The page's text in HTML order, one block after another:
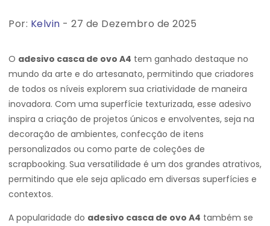
Por: Kelvin - 27 de Dezembro de 2025
O adesivo casca de ovo A4 tem ganhado destaque no
mundo da arte e do artesanato, permitindo que criadores
de todos os níveis explorem sua criatividade de maneira
inovadora. Com uma superfície texturizada, esse adesivo
inspira a criação de projetos únicos e envolventes, seja na
decoração de ambientes, confecção de itens
personalizados ou como parte de coleções de
scrapbooking. Sua versatilidade é um dos grandes atrativos,
permitindo que ele seja aplicado em diversas superfícies e
contextos.
A popularidade do adesivo casca de ovo A4 também se